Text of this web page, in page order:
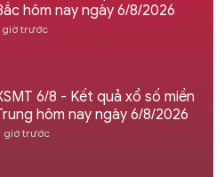
hôm nay ngày 6/8/2026
giờ trước
6/8 - Kết quả xổ số miền
hôm nay ngày 6/8/2026
giờ trước